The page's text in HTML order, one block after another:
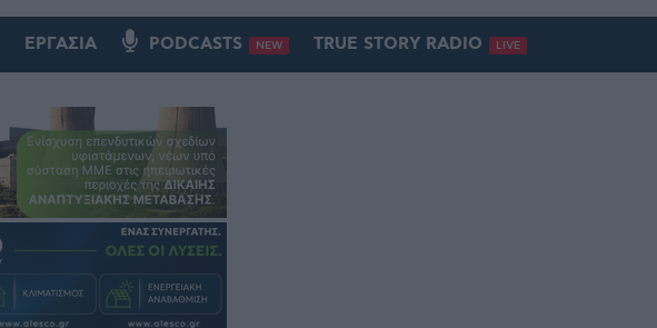
ΕΡΓΑΣΊΑ PODCASTS NEW TRUE STORY RADIO LIVE